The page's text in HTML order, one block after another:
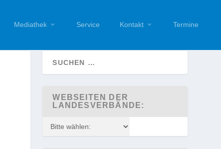
Mediathek Service Kontakt Termine
WEBSEITEN DER
LANDESVERBÄNDE: